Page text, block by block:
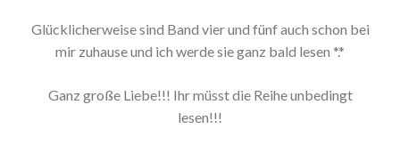
Glücklicherweise sind Band vier und fünf auch schon bei
mir zuhause und ich werde sie ganz bald lesen *.*
Ganz große Liebe!!! Ihr müsst die Reihe unbedingt
lesen!!!